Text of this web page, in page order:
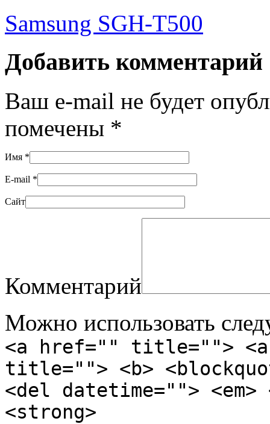
Samsung SGH-T500
Добавить комментарий
Ваш e-mail не будет
помечены *
Имя *
E-mail *
Сайт
Комментарий
Можно использовать
<a href="" title="">
title=""> <b>
<del datetime="">
<strong>